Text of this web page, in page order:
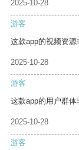
2025-10-28
游客
这款app的视频资源
2025-10-28
游客
这款app的用户群体
2025-10-28
游客